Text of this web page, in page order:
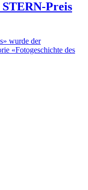
Preis
wurde der
«Fotogeschichte des